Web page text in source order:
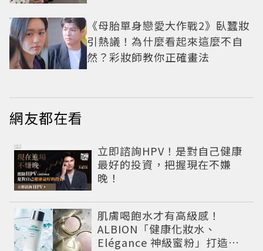
《母胎單身戀愛大作戰2》臥蠶妝
引熱議！為什麼看起來這麼不自
然？彩妝師教你正確畫法
網友都在看
立即諮詢HPV！是對自己健康
最好的投資，把握現在不嫌
晚！
PR
肌膚喝飽水才有高級感！
ALBION「健康化妝水、
Elégance 神級蜜粉」打造今